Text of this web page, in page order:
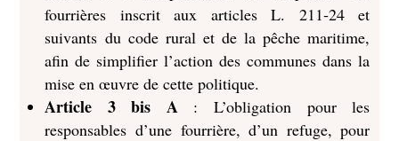
fourrières inscrit aux articles L. 211‑24 et
suivants du code rural et de la pêche maritime,
afin de simplifier l’action des communes dans la
mise en œuvre de cette politique.
Article 3 bis A : L’obligation pour les
responsables d’une fourrière, d’un refuge, pour